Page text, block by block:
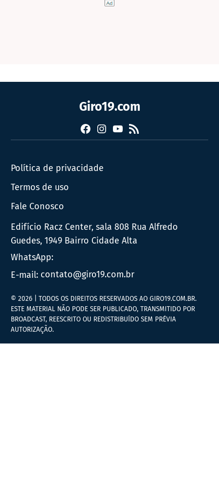
Giro19.com
FacebookInstagram
YouTube
RSS
Política de privacidade
Termos de uso
Fale Conosco
Edifício Racz Center, sala 808 Rua Alfredo
Guedes, 1949 Bairro Cidade Alta
WhatsApp:
E-mail: contato@giro19.com.br
© 2026 | TODOS OS DIREITOS RESERVADOS AO GIRO19.COM.BR.
ESTE MATERIAL NÃO PODE SER PUBLICADO, TRANSMITIDO POR
BROADCAST, REESCRITO OU REDISTRIBUÍDO SEM PRÉVIA
AUTORIZAÇÃO.